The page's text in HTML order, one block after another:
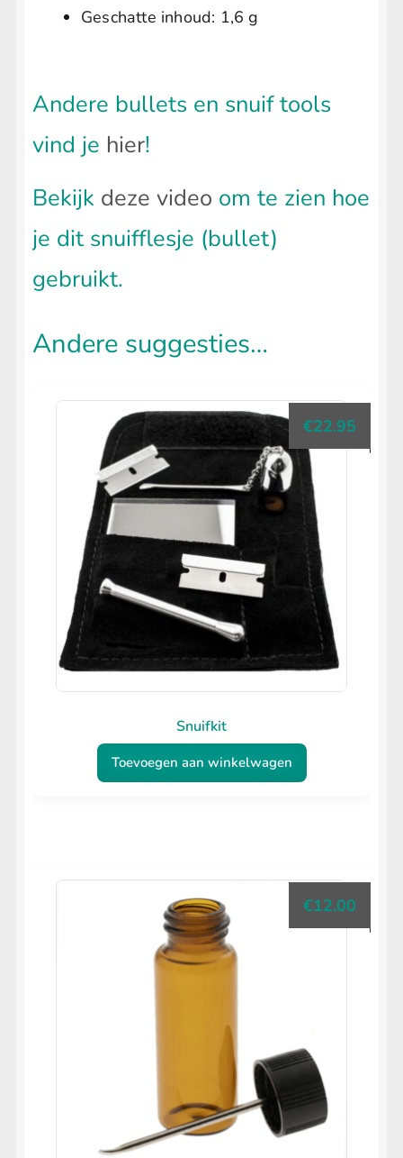
Geschatte inhoud: 1,6 g
Andere bullets en snuif tools
vind je hier!
Bekijk deze video om te zien hoe
je dit snuifflesje (bullet)
gebruikt.
Andere suggesties…
Snuifkit
€22.95
Toevoegen aan winkelwagen
€12.00